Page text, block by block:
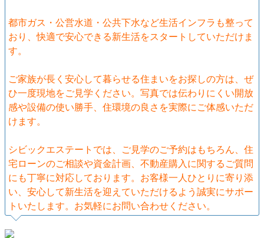
都市ガス・公営水道・公共下水など生活インフラも整って
おり、快適で安心できる新生活をスタートしていただけま
す。
ご家族が長く安心して暮らせる住まいをお探しの方は、ぜ
ひ一度現地をご見学ください。写真では伝わりにくい開放
感や設備の使い勝手、住環境の良さを実際にご体感いただ
けます。
シビックエステートでは、ご見学のご予約はもちろん、住
宅ローンのご相談や資金計画、不動産購入に関するご質問
にも丁寧に対応しております。お客様一人ひとりに寄り添
い、安心して新生活を迎えていただけるよう誠実にサポー
トいたします。お気軽にお問い合わせください。